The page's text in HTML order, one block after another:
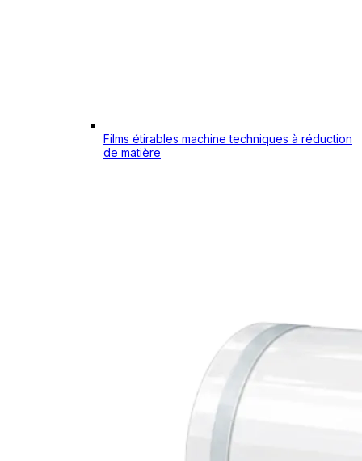
Films étirables machine techniques à réduction
de matière